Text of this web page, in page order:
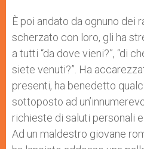
È poi andato da ognuno dei
scherzato con loro, gli ha
a tutti “da dove vieni?”, “di
siete venuti?”. Ha
presenti, ha benedetto
sottoposto ad
richieste di saluti personali
Ad un maldestro giovane